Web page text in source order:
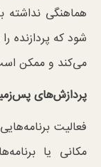
هماهنگی نداشته
شود که پردازنده
می‌کند و ممکن
پردازش‌های
مکانی یا